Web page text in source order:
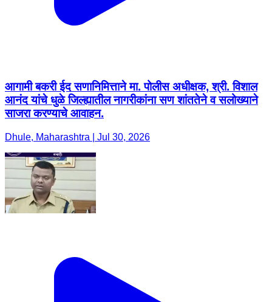
आगामी बकरी ईद सणानिमित्ताने मा. पोलीस अधीक्षक, श्री. विशाल
आनंद यांचे धुळे जिल्ह्यातील नागरीकांना सण शांततेने व सलोख्याने
साजरा करण्याचे आवाहन.
Dhule, Maharashtra | Jul 30, 2026